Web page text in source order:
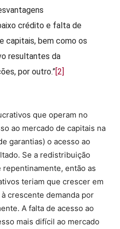
crédito e falta de
capitais, bem como os
resultantes da
por outro.”[2]
que operam no
ao mercado de capitais na
garantias) o acesso ao
Se a redistribuição
então as
teriam que crescer em
crescente demanda por
A falta de acesso ao
mais difícil ao mercado